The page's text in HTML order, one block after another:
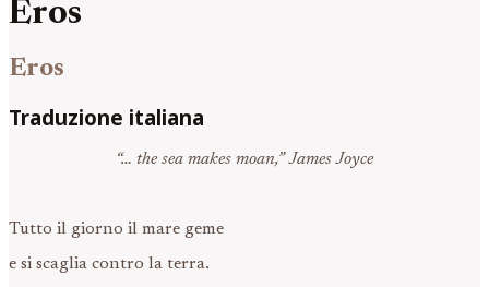
Eros
Eros
Traduzione italiana
“… the sea makes moan,” James Joyce
Tutto il giorno il mare geme
e si scaglia contro la terra.